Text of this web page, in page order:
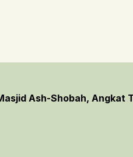
Ash-Shobah, Angkat